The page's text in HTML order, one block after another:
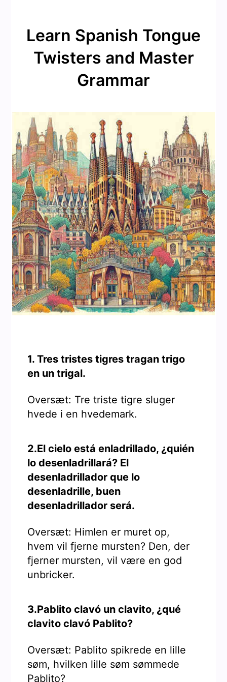
Learn Spanish Tongue
Twisters and Master
Grammar
1. Tres tristes tigres tragan trigo
en un trigal.
Oversæt: Tre triste tigre sluger
hvede i en hvedemark.
2.El cielo está enladrillado, ¿quién
lo desenladrillará? El
desenladrillador que lo
desenladrille, buen
desenladrillador será.
Oversæt: Himlen er muret op,
hvem vil fjerne mursten? Den, der
fjerner mursten, vil være en god
unbricker.
3.Pablito clavó un clavito, ¿qué
clavito clavó Pablito?
Oversæt: Pablito spikrede en lille
søm, hvilken lille søm sømmede
Pablito?